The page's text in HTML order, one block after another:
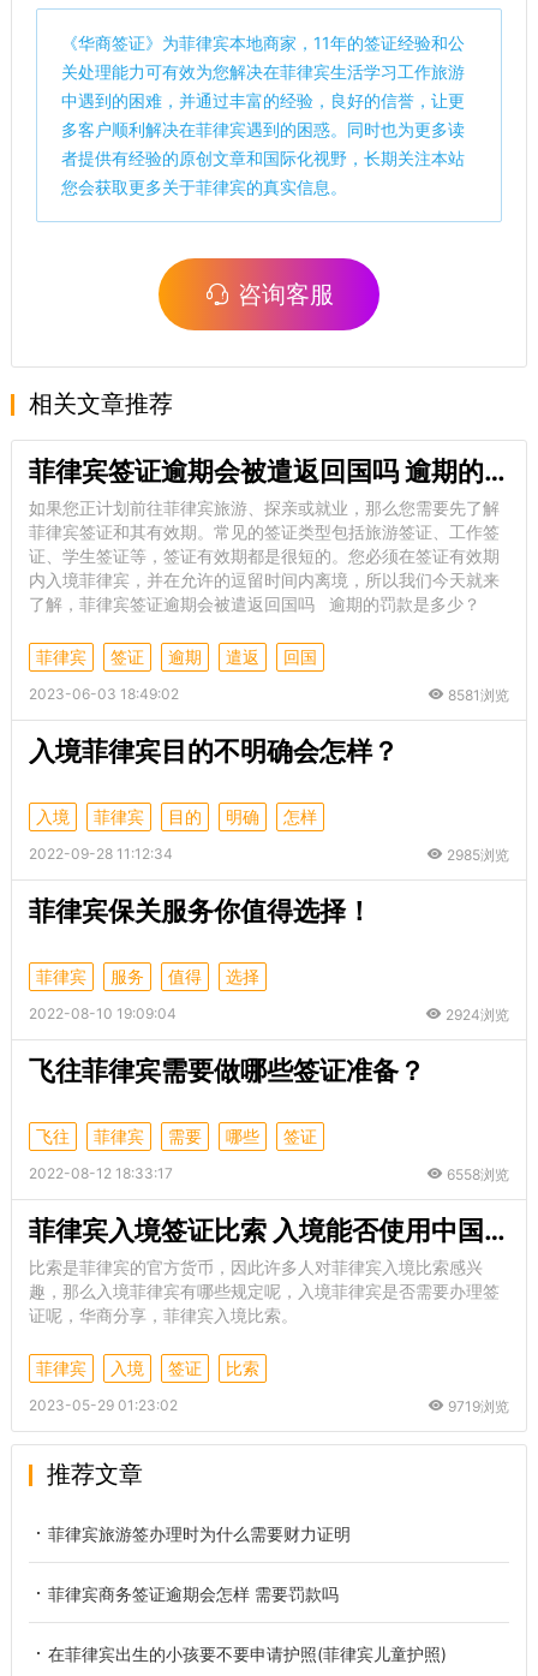
《华商签证》为菲律宾本地商家，11年的签证经验和公
关处理能力可有效为您解决在菲律宾生活学习工作旅游
中遇到的困难，并通过丰富的经验，良好的信誉，让更
多客户顺利解决在菲律宾遇到的困惑。同时也为更多读
者提供有经验的原创文章和国际化视野，长期关注本站
您会获取更多关于菲律宾的真实信息。
咨询客服
相关文章推荐
菲律宾签证逾期会被遣返回国吗 逾期的罚款是多少
如果您正计划前往菲律宾旅游、探亲或就业，那么您需要先了解
菲律宾签证和其有效期。常见的签证类型包括旅游签证、工作签
证、学生签证等，签证有效期都是很短的。您必须在签证有效期
内入境菲律宾，并在允许的逗留时间内离境，所以我们今天就来
了解，菲律宾签证逾期会被遣返回国吗 逾期的罚款是多少？
菲律宾 签证 逾期 遣返 回国
2023-06-03 18:49:02 8581浏览
入境菲律宾目的不明确会怎样？
入境 菲律宾 目的 明确 怎样
2022-09-28 11:12:34 2985浏览
菲律宾保关服务你值得选择！
菲律宾 服务 值得 选择
2022-08-10 19:09:04 2924浏览
飞往菲律宾需要做哪些签证准备？
飞往 菲律宾 需要 哪些 签证
2022-08-12 18:33:17 6558浏览
菲律宾入境签证比索 入境能否使用中国健康码
比索是菲律宾的官方货币，因此许多人对菲律宾入境比索感兴
趣，那么入境菲律宾有哪些规定呢，入境菲律宾是否需要办理签
证呢，华商分享，菲律宾入境比索。
菲律宾 入境 签证 比索
2023-05-29 01:23:02 9719浏览
推荐文章
菲律宾旅游签办理时为什么需要财力证明
菲律宾商务签证逾期会怎样 需要罚款吗
在菲律宾出生的小孩要不要申请护照(菲律宾儿童护照)